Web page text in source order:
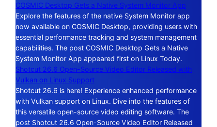
COSMIC Desktop Gets a Native System Monitor App
Explore the features of the native System Monitor app
now available on COSMIC Desktop, providing users with
essential performance tracking and system management
capabilities. The post COSMIC Desktop Gets a Native
System Monitor App appeared first on Linux Today.
Shotcut 26.6 Open-Source Video Editor Released with
Vulkan on Linux Support
Shotcut 26.6 is here! Experience enhanced performance
with Vulkan support on Linux. Dive into the features of
this versatile open-source video editing software. The
post Shotcut 26.6 Open-Source Video Editor Released